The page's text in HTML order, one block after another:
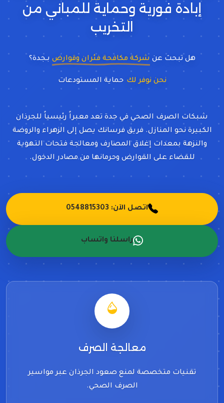
إبادة فورية وحماية للمباني من
التخريب
هل تبحث عن شركة مكافحة فئران وقوارض بـجدة؟
نحن نوفر لك
شبكات الصرف الصحي في جدة تعد معبراً رئيسياً للجرذان
الكبيرة نحو المنازل. فريق فرسانك يصل إلى الزهراء والروضة
والنزهة بمعدات إغلاق المصارف ومعالجة فتحات التهوية
للقضاء على القوارض وحرمانها من مصادر الدخول.
اتصل الآن: 0548815303
راسلنا واتساب
معالجة الصرف
تقنيات متخصصة لمنع صعود الجرذان عبر مواسير
الصرف الصحي.